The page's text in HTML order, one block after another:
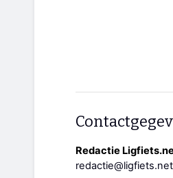
Redactie
redactie@ligfiets.net